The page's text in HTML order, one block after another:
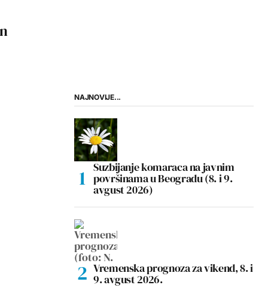
NAJNOVIJE...
Suzbijanje komaraca na javnim
površinama u Beogradu (8. i 9.
avgust 2026)
Vremenska prognoza za vikend, 8. i
9. avgust 2026.